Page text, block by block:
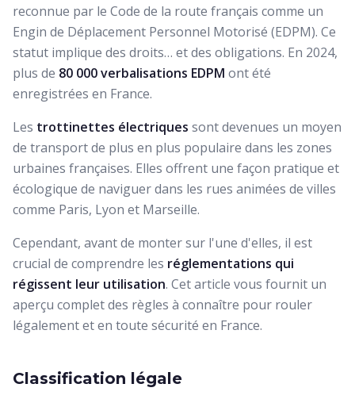
reconnue par le Code de la route français comme un
Engin de Déplacement Personnel Motorisé (EDPM). Ce
statut implique des droits… et des obligations. En 2024,
plus de 80 000 verbalisations EDPM ont été
enregistrées en France.
Les trottinettes électriques sont devenues un moyen
de transport de plus en plus populaire dans les zones
urbaines françaises. Elles offrent une façon pratique et
écologique de naviguer dans les rues animées de villes
comme Paris, Lyon et Marseille.
Cependant, avant de monter sur l'une d'elles, il est
crucial de comprendre les réglementations qui
régissent leur utilisation. Cet article vous fournit un
aperçu complet des règles à connaître pour rouler
légalement et en toute sécurité en France.
Classification légale